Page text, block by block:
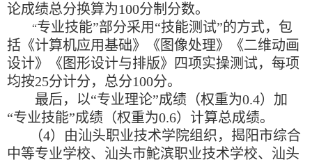
论成绩总分换算为100分制分数。
“专业技能”部分采用“技能测试”的方式，包
括《计算机应用基础》《图像处理》《二维动画
设计》《图形设计与排版》四项实操测试，每项
均按25分计分，总分100分。
最后，以“专业理论”成绩（权重为0.4）加
“专业技能”成绩（权重为0.6）计算总成绩。
（4）由汕头职业技术学院组织，揭阳市综合
中等专业学校、汕头市鮀滨职业技术学校、汕头